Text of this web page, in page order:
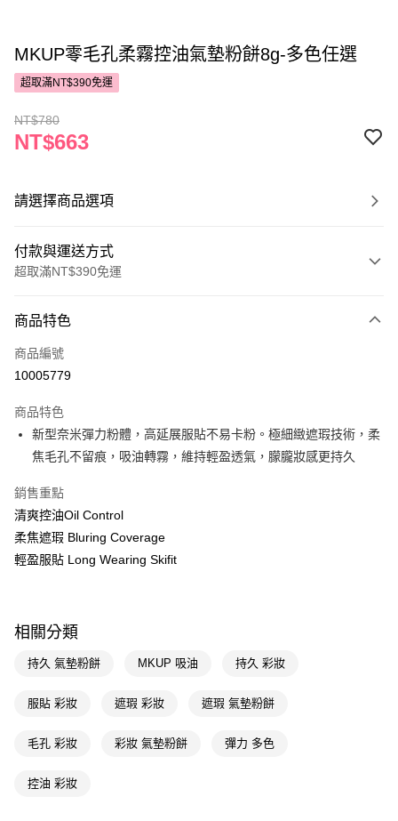
MKUP零毛孔柔霧控油氣墊粉餅8g-多色任選
超取滿NT$390免運
NT$780
NT$663
請選擇商品選項
付款與運送方式
超取滿NT$390免運
POYA支付
信用卡一次付款
LINE Pay
Apple Pay
街口支付
悠遊付
Google Pay
【關於「AFTEE先享後付」】
便利好安心！
２．便利：只要手機號碼，簡訊認證，即可結帳。
【「AFTEE先享後付」結帳流程】
結帳頁面，進行簡訊認證並確認金額後，即可完成結帳。
每筆NT$65，滿NT$390(含以上)免運費
付款後全家取貨
商品特色
商品編號
10005779
商品特色
新型奈米彈力粉體，高延展服貼不易卡粉。極細緻遮瑕技術，柔
焦毛孔不留痕，吸油轉霧，維持輕盈透氣，朦朧妝感更持久
銷售重點
清爽控油Oil Control
柔焦遮瑕 Bluring Coverage
輕盈服貼 Long Wearing Skifit
相關分類
持久 氣墊粉餅 MKUP 吸油 持久 彩妝
服貼 彩妝 遮瑕 彩妝 遮瑕 氣墊粉餅
毛孔 彩妝 彩妝 氣墊粉餅 彈力 多色
控油 彩妝